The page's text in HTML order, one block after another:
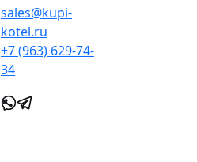
sales@kupi-
kotel.ru
+7 (963) 629-74-
34